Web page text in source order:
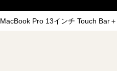
MacBook Pro 13インチ Touch Bar